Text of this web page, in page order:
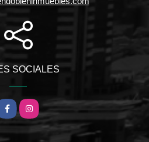
SOCIALES
Instagram